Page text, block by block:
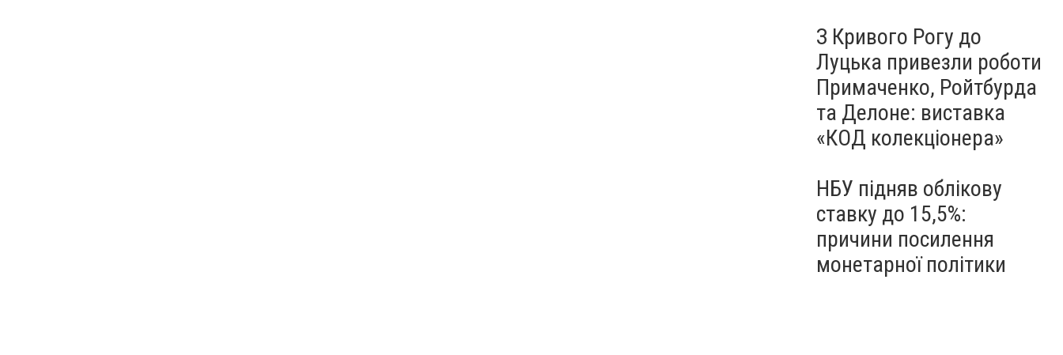
З Кривого Рогу до
Луцька привезли роботи
Примаченко, Ройтбурда
та Делоне: виставка
«КОД колекціонера»
НБУ підняв облікову
ставку до 15,5%:
причини посилення
монетарної політики